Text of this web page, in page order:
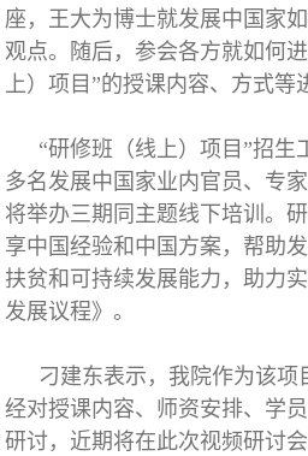
座，王大为博士就发展中国家
观点。随后，参会各方就如何
上）项目”的授课内容、方式等
“研修班（线上）项目”招生
多名发展中国家业内官员、专
将举办三期同主题线下培训。
享中国经验和中国方案，帮助
扶贫和可持续发展能力，助力
发展议程》。
刁建东表示，我院作为该项
经对授课内容、师资安排、学
研讨，近期将在此次视频研讨